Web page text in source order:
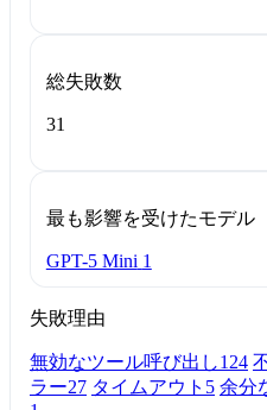
総失敗数
31
最も影響を受けたモデル
GPT-5 Mini 1
失敗理由
無効なツール呼び出し124
ラー27 タイムアウト 5 余分